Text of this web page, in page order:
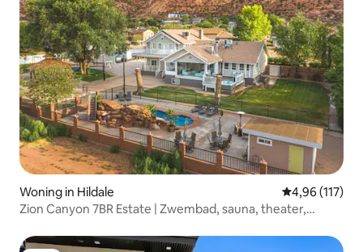
Woning in Hildale Gemiddelde
4,96 (117)
Zion Canyon 7BR Estate | Zwembad, sauna, theater,